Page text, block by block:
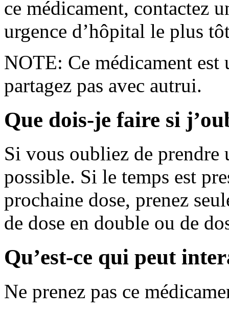
ce médicament, contactez
urgence d’hôpital le plus
NOTE: Ce médicament
partagez pas avec autrui.
Que dois-je faire si
Si vous oubliez de prendre
possible. Si le temps est
prochaine dose, prenez
de dose en double ou de
Qu’est-ce qui peut
Ne prenez pas ce